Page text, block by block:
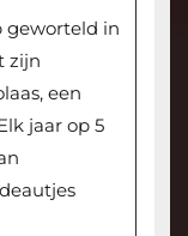
geworteld in
zijn
een
jaar op 5